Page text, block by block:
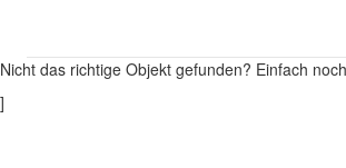
Nicht das richtige Objekt gefunden? Einfach
]